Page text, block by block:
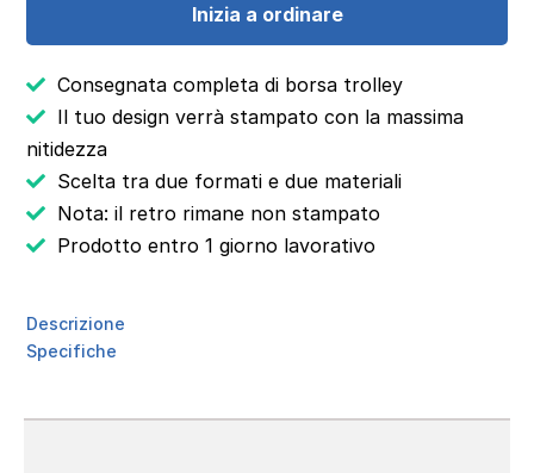
Inizia a ordinare
Consegnata completa di borsa trolley
Il tuo design verrà stampato con la massima
nitidezza
Scelta tra due formati e due materiali
Nota: il retro rimane non stampato
Prodotto entro 1 giorno lavorativo
Descrizione
Specifiche